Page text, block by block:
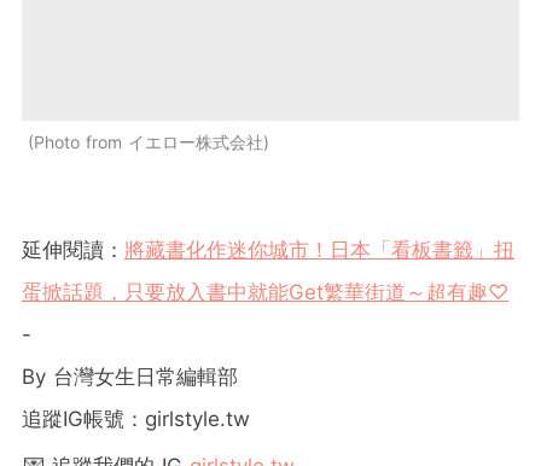
Photo from イエロー株式会社
延伸閱讀： 將藏書化作迷你城市！日本「看板書籤」扭
蛋掀話題，只要放入書中就能Get繁華街道～超有趣♡
-
By 台灣女生日常編輯部
追蹤IG帳號：girlstyle.tw